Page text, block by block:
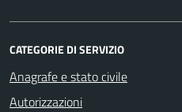
CATEGORIE DI SERVIZIO
Anagrafe e stato civile
Autorizzazioni